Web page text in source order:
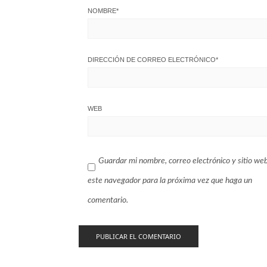
NOMBRE*
DIRECCIÓN DE CORREO ELECTRÓNICO*
WEB
Guardar mi nombre, correo electrónico y sitio
este navegador para la próxima vez que haga un
comentario.